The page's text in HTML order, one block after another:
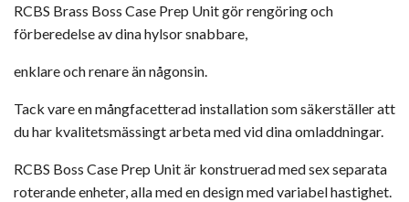
RCBS Brass Boss Case Prep Unit gör rengöring och
förberedelse av dina hylsor snabbare,
enklare och renare än någonsin.
Tack vare en mångfacetterad installation som säkerställer att
du har kvalitetsmässingt arbeta med vid dina omladdningar.
RCBS Boss Case Prep Unit är konstruerad med sex separata
roterande enheter, alla med en design med variabel hastighet.